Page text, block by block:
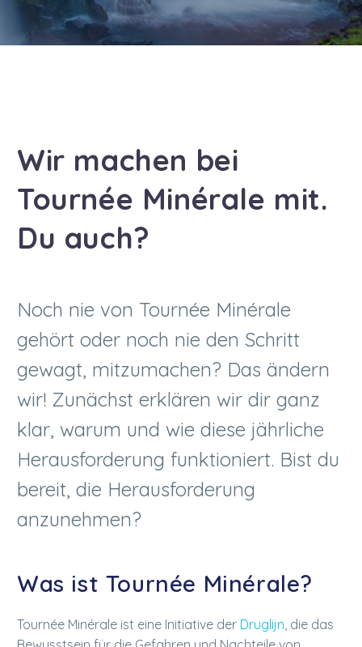
Wir machen bei
Tournée Minérale mit.
Du auch?
Noch nie von Tournée Minérale
gehört oder noch nie den Schritt
gewagt, mitzumachen? Das ändern
wir! Zunächst erklären wir dir ganz
klar, warum und wie diese jährliche
Herausforderung funktioniert. Bist du
bereit, die Herausforderung
anzunehmen?
Was ist Tournée Minérale?
Tournée Minérale ist eine Initiative der Druglijn, die das